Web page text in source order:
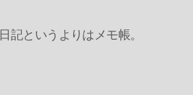
記というよりはメモ帳。